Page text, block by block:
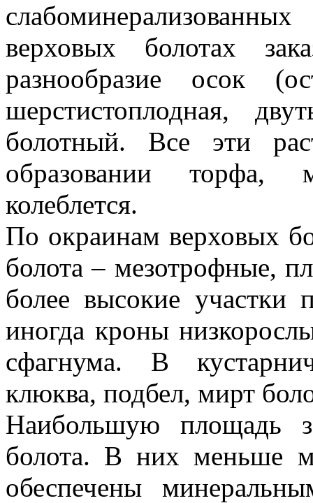
верховых болотах
разнообразие осок
шерстистоплодная,
болотный. Все эти
образовании торфа,
колеблется.
По окраинам верховых
болота – мезотрофные,
более высокие
иногда кроны
сфагнума. В
клюква, подбел, мирт
Наибольшую площадь
болота. В них меньше
обеспечены